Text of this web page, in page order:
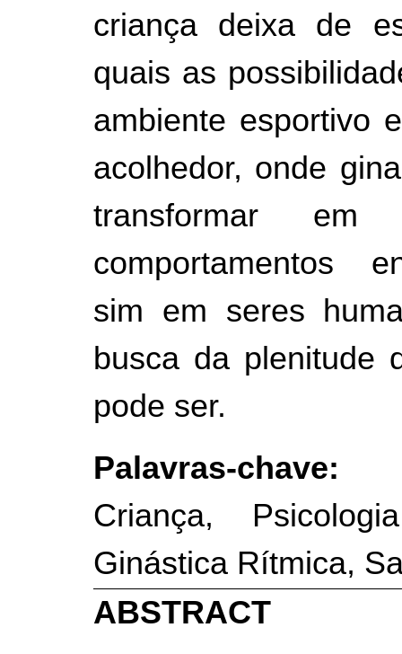
criança deixa de
quais as
ambiente esportivo
acolhedor, onde
transformar em
comportamentos
sim em seres
busca da plenitude
pode ser.
Palavras-
Criança,
Ginástica Rítmica,
ABSTRACT